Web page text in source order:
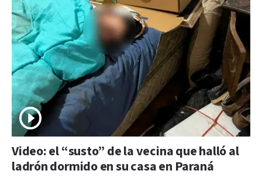
Video: el “susto” de la vecina que halló al
ladrón dormido en su casa en Paraná